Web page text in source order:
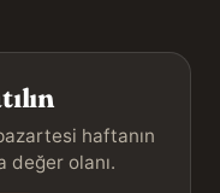
haftanın
değer olanı.